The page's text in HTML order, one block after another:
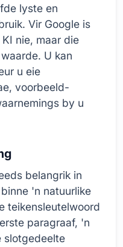
lyste en
Vir Google is
nie, maar die
U kan
u eie
voorbeeld-
by u
belangrik in
'n natuurlike
teikensleutelwoord
paragraaf, 'n
slotgedeelte